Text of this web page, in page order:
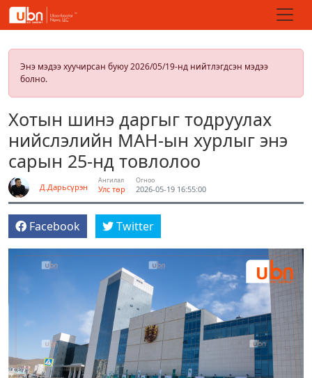
Энэ мэдээ хуучирсан буюу 2026/05/19-нд нийтлэгдсэн мэдээ
болно.
Хотын шинэ даргыг тодруулах
нийслэлийн МАН-ын хурлыг энэ
сарын 25-нд товлолоо
Д.Дарьсүрэн
Ангилал
Улс төр
Огноо
2026-05-19 16:55:00
Facebook Twitter